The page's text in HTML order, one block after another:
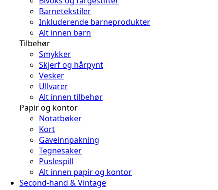
Barnetekstiler
Inkluderende barneprodukter
Alt innen barn
Tilbehør
Smykker
Skjerf og hårpynt
Vesker
Ullvarer
Alt innen tilbehør
Papir og kontor
Notatbøker
Kort
Gaveinnpakning
Tegnesaker
Puslespill
Alt innen papir og kontor
Second-hand & Vintage